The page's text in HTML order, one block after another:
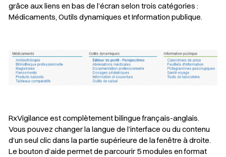
grâce aux liens en bas de l’écran selon trois catégories :
Médicaments, Outils dynamiques et Information publique.
RxVigilance est complètement bilingue français-anglais.
Vous pouvez changer la langue de l’interface ou du contenu
d’un seul clic dans la partie supérieure de la fenêtre à droite.
Le bouton d’aide permet de parcourir 5 modules en format